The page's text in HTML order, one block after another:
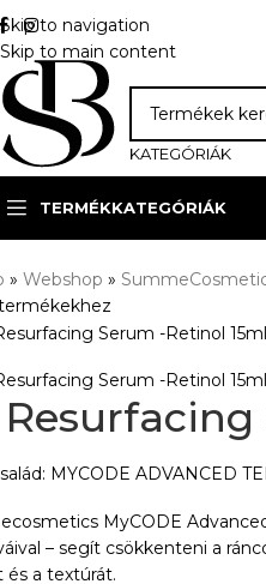
Skip to navigation
Skip to main content
KATEGÓRIÁK
TERMÉKKATEGÓRIÁK
»Webshop »
MYCODE ADVANCED
MyCODE
– segít csökkenteni a
és a textúrát.